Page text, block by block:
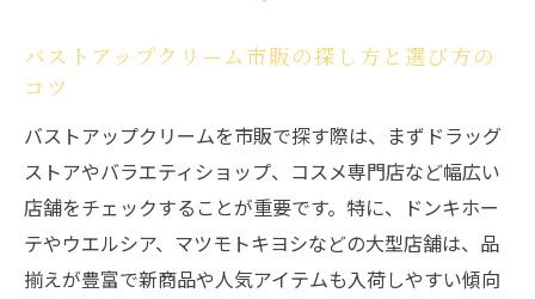
バストアップクリーム市販安い商品を見つ
ける秘訣
バストアップクリーム成分で選ぶ効果実感
の秘訣
ボルフィリン配合バストアップクリームの
選び方
バストアップクリーム市販の探し方と選び方の
コツ
バストアップクリームを市販で探す際は、まずドラッグ
ストアやバラエティショップ、コスメ専門店など幅広い
店舗をチェックすることが重要です。特に、ドンキホー
テやウエルシア、マツモトキヨシなどの大型店舗は、品
揃えが豊富で新商品や人気アイテムも入荷しやすい傾向